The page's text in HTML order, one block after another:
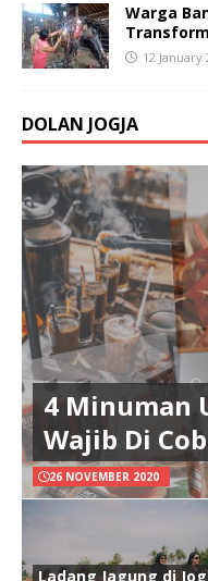
Warga
12 January
DOLAN JOGJA
4 Minuman
Wajib Di
26 NOVEMBER 2020
Ladang Jagung di